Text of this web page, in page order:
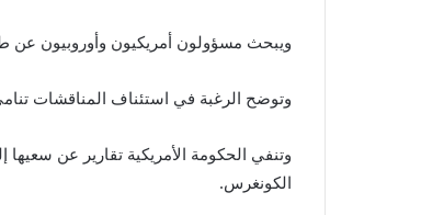
ويبحث مسؤولون أمريكيون وأوروبيون عن
وتوضح الرغبة في استئناف المناقشات
وتنفي الحكومة الأمريكية تقارير عن
الكونغرس.